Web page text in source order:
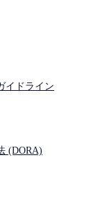
こちら
イドライン
(DORA)
してください。
まれます。
の追加
次のものが含まれま